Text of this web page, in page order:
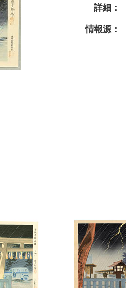
詳細：
情報源：